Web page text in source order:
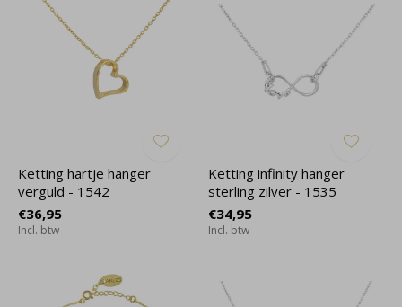
Ketting hartje hanger
verguld - 1542
€36,95
Incl. btw
Ketting infinity hanger
sterling zilver - 1535
€34,95
Incl. btw